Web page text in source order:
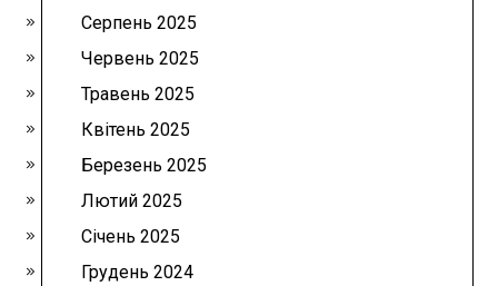
Серпень 2025
Червень 2025
Травень 2025
Квітень 2025
Березень 2025
Лютий 2025
Січень 2025
Грудень 2024